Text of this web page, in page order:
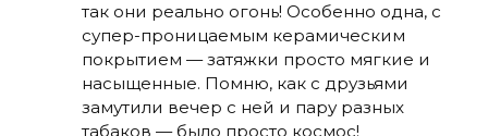
так они реально огонь! Особенно одна, с
супер-проницаемым керамическим
покрытием — затяжки просто мягкие и
насыщенные. Помню, как с друзьями
замутили вечер с ней и пару разных
табаков — было просто космос!